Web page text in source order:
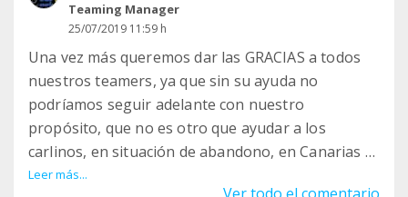
Teaming Manager
25/07/2019 11:59 h
Una vez más queremos dar las GRACIAS a todos
nuestros teamers, ya que sin su ayuda no
podríamos seguir adelante con nuestro
propósito, que no es otro que ayudar a los
carlinos, en situación de abandono, en Canarias y
conseguirles un hogar definitivo en los que ser
Leer más...